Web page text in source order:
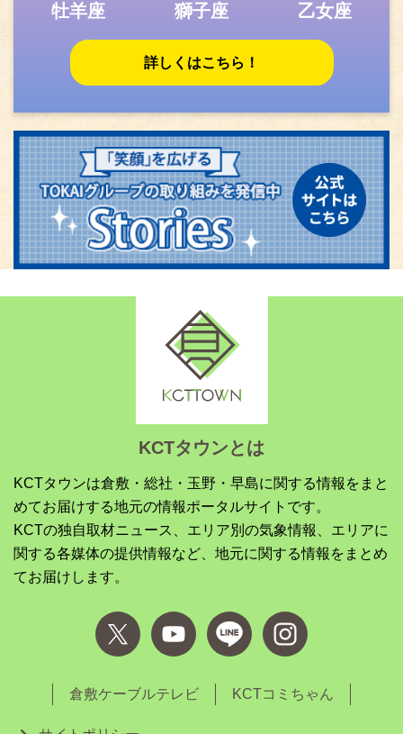
牡羊座 獅子座 乙女座
詳しくはこちら！
KCTタウンとは
KCTタウンは倉敷・総社・玉野・早島に関する情報をまと
めてお届けする地元の情報ポータルサイトです。
KCTの独自取材ニュース、エリア別の気象情報、エリアに
関する各媒体の提供情報など、地元に関する情報をまとめ
てお届けします。
倉敷ケーブルテレビ KCTコミちゃん